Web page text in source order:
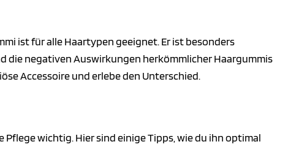
ist für alle Haartypen geeignet. Er ist besonders
die negativen Auswirkungen herkömmlicher Haargummis
Accessoire und erlebe den Unterschied.
wichtig. Hier sind einige Tipps, wie du ihn optimal